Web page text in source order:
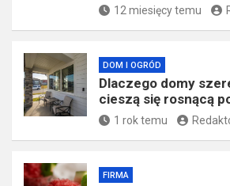
12 miesięcy temu
DOM I OGRÓD
Dlaczego domy
cieszą się rosnącą
1 rok temu
FIRMA